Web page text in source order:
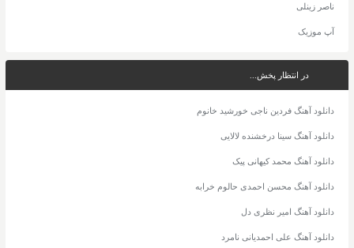
ناصر زینلی
آپ موزیک
در انتظار پخش...
دانلود آهنگ فردین ناجی خورشید خانوم
دانلود آهنگ سینا درخشنده لالایی
دانلود آهنگ محمد کیهانی پیک
دانلود آهنگ محسن احمدی حالوم خرابه
دانلود آهنگ امیر نظری دل
دانلود آهنگ علی احمدیانی نامرد